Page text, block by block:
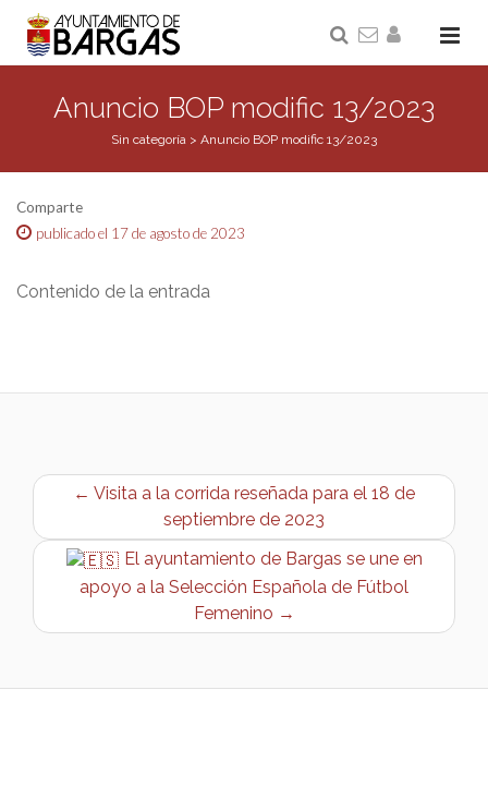
Anuncio BOP modific 13/2023
Sin categoría > Anuncio BOP modific 13/2023
Comparte
publicado el 17 de agosto de 2023
Contenido de la entrada
← Visita a la corrida reseñada para el 18 de
septiembre de 2023
El ayuntamiento de Bargas se une en
apoyo a la Selección Española de Fútbol
Femenino →